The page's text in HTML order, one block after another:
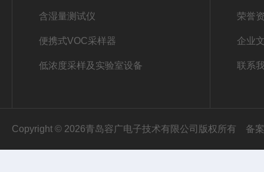
含湿量测试仪
便携式VOC采样器
低浓度采样及实验室设备
荣誉
企业
联系
Copyright © 2026青岛容广电子技术有限公司版权所有 备